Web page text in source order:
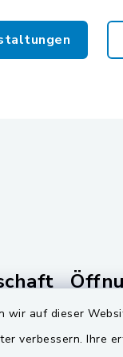
wir auf dieser
verbessern. Ihre
Montag
08:00-